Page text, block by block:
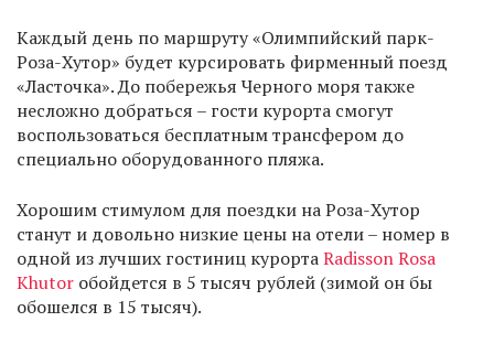
Каждый день по маршруту «Олимпийский парк-
Роза-Хутор» будет курсировать фирменный поезд
«Ласточка». До побережья Черного моря также
несложно добраться – гости курорта смогут
воспользоваться бесплатным трансфером до
специально оборудованного пляжа.
Хорошим стимулом для поездки на Роза-Хутор
станут и довольно низкие цены на отели – номер в
одной из лучших гостиниц курортаRadisson Rosa
Khutor обойдется в 5 тысяч рублей (зимой он бы
обошелся в 15 тысяч).